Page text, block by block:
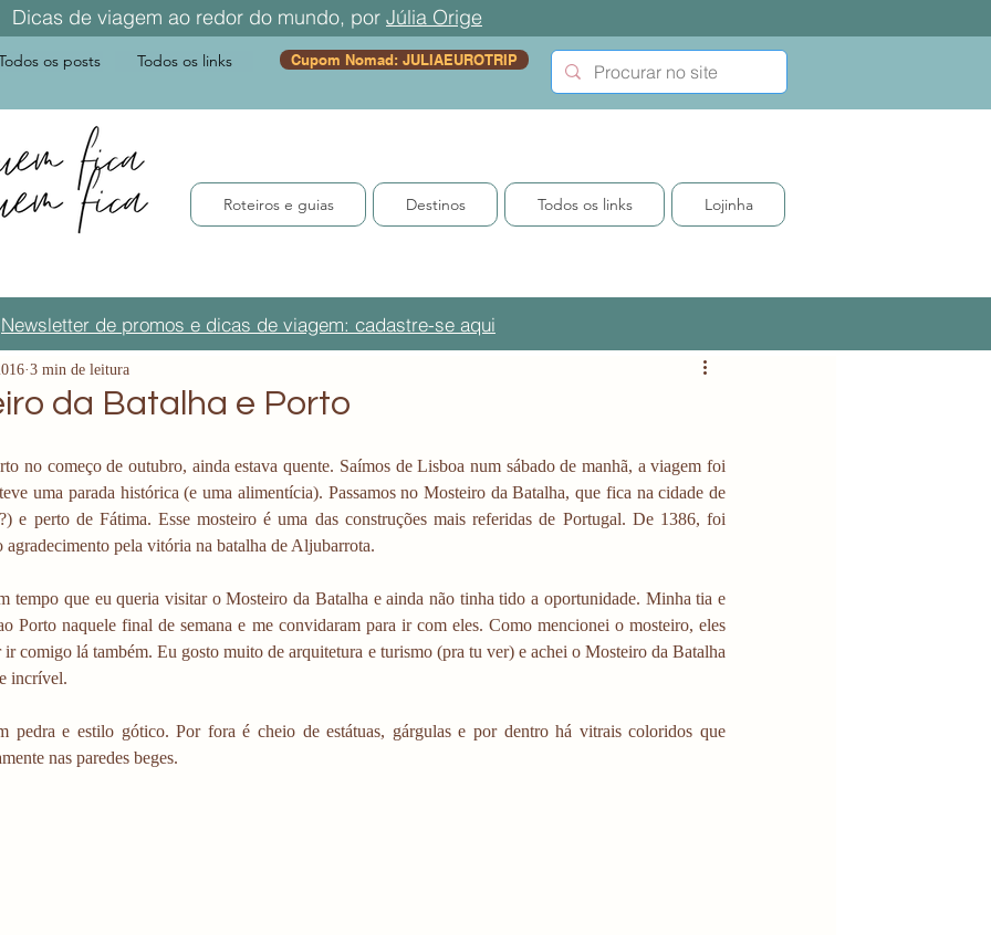
Dicas de viagem ao redor do mundo, por Júlia Orige
os posts Todos os links Cupom Nomad: JULIAEUROTRIP
Roteiros e guias Destinos Todos os links Lojinha
Newsletter de promos e dicas de viagem: cadastre-se aqui
da Batalha e Porto
3 min de leitura
no começo de outubro, ainda estava quente. Saímos de Lisboa num sábado de manhã, a viagem foi
uma parada histórica (e uma alimentícia). Passamos no Mosteiro da Batalha, que fica na cidade de
e perto de Fátima. Esse mosteiro é uma das construções mais referidas de Portugal. De 1386, foi
agradecimento pela vitória na batalha de Aljubarrota.
tempo que eu queria visitar o Mosteiro da Batalha e ainda não tinha tido a oportunidade. Minha tia e
Porto naquele final de semana e me convidaram para ir com eles. Como mencionei o mosteiro, eles
ir comigo lá também. Eu gosto muito de arquitetura e turismo (pra tu ver) e achei o Mosteiro da Batalha
incrível.
pedra e estilo gótico. Por fora é cheio de estátuas, gárgulas e por dentro há vitrais coloridos que
nas paredes beges.